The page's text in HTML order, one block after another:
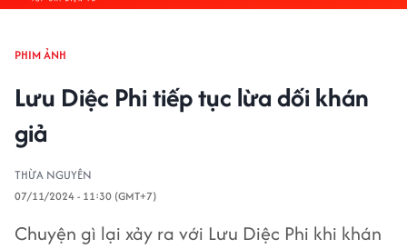
PHIM ẢNH
Lưu Diệc Phi tiếp tục lừa dối khán
giả
THỪA NGUYÊN
07/11/2024 - 11:30 (GMT+7)
Chuyện gì lại xảy ra với Lưu Diệc Phi khi khán